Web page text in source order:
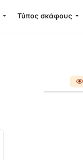
Τύπος σκάφους